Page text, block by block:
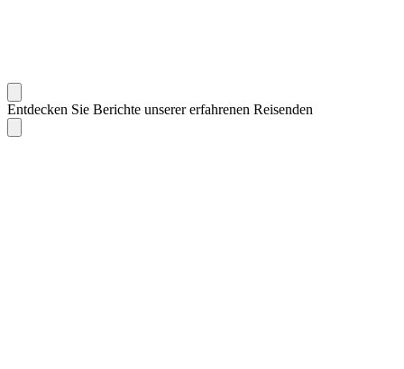
Entdecken Sie Berichte unserer erfahrenen Reisenden